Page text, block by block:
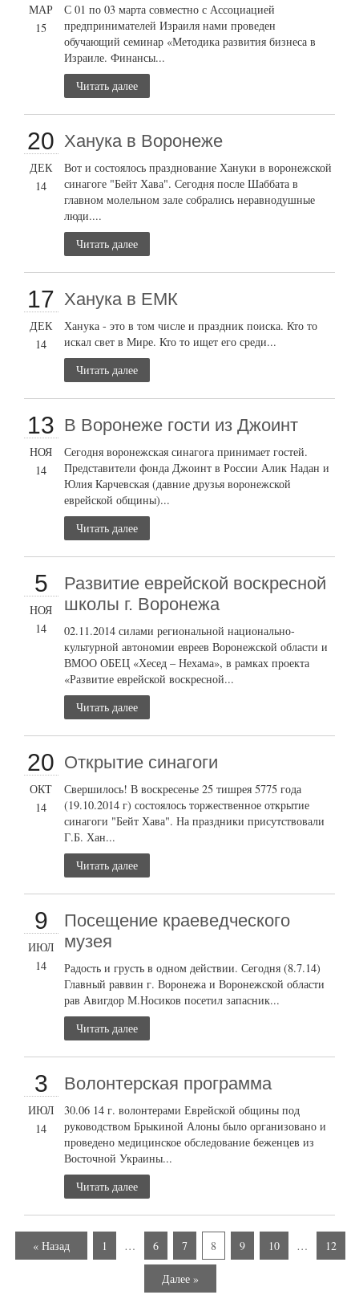
МАР
15
С 01 по 03 марта совместно с Ассоциацией
предпринимателей Израиля нами проведен
обучающий семинар «Методика развития бизнеса в
Израиле. Финансы...
Читать далее
20
ДЕК
14
Ханука в Воронеже
Вот и состоялось празднование Хануки в воронежской
синагоге "Бейт Хава". Сегодня после Шаббата в
главном молельном зале собрались неравнодушные
люди....
Читать далее
17
ДЕК
14
Ханука в ЕМК
Ханука - это в том числе и праздник поиска. Кто то
искал свет в Мире. Кто то ищет его среди...
Читать далее
13
НОЯ
14
В Воронеже гости из Джоинт
Сегодня воронежская синагога принимает гостей.
Представители фонда Джоинт в России Алик Надан и
Юлия Карчевская (давние друзья воронежской
еврейской общины)...
Читать далее
5
НОЯ
14
Развитие еврейской воскресной
школы г. Воронежа
02.11.2014 силами региональной национально-
культурной автономии евреев Воронежской области и
ВМОО ОБЕЦ «Хесед – Нехама», в рамках проекта
«Развитие еврейской воскресной...
Читать далее
20
ОКТ
14
Открытие синагоги
Свершилось! В воскресенье 25 тишрея 5775 года
(19.10.2014 г) состоялось торжественное открытие
синагоги "Бейт Хава". На праздники присутствовали
Г.Б. Хан...
Читать далее
9
ИЮЛ
14
Посещение краеведческого
музея
Радость и грусть в одном действии. Сегодня (8.7.14)
Главный раввин г. Воронежа и Воронежской области
рав Авигдор М.Носиков посетил запасник...
Читать далее
3
ИЮЛ
14
Волонтерская программа
30.06 14 г. волонтерами Еврейской общины под
руководством Брыкиной Алоны было организовано и
проведено медицинское обследование беженцев из
Восточной Украины...
Читать далее
« Назад 1 … 6 7 8 9 10 … 12
Далее »